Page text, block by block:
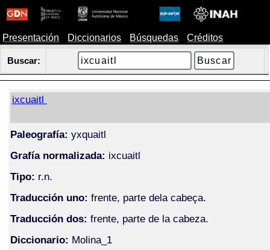
Presentación Diccionarios Búsquedas Créditos
Buscar:
ixcuaitl
Paleografía: yxquaitl
Grafía normalizada: ixcuaitl
Tipo: r.n.
Traducción uno: frente, parte dela cabeça.
Traducción dos: frente, parte de la cabeza.
Diccionario: Molina_1